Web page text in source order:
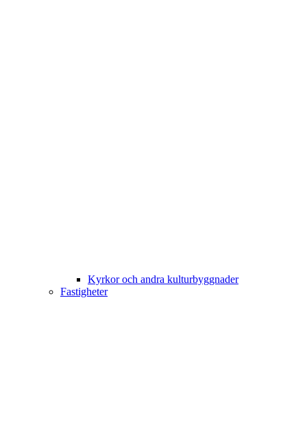
Kyrkor och andra kulturbyggnader
Fastigheter